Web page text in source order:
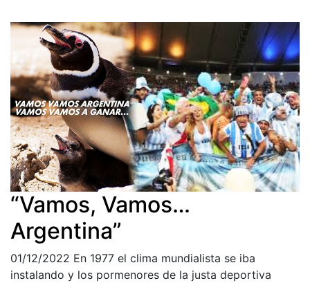
“Vamos, Vamos…
Argentina”
01/12/2022 En 1977 el clima mundialista se iba
instalando y los pormenores de la justa deportiva